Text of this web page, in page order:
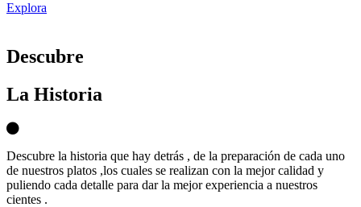
Explora
Descubre
La Historia
Descubre la historia que hay detrás , de la preparación de cada uno
de nuestros platos ,los cuales se realizan con la mejor calidad y
puliendo cada detalle para dar la mejor experiencia a nuestros
cientes .